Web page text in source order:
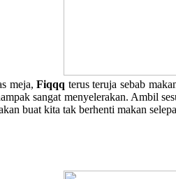
meja,Fiqqq terus teruja sebab
sangat menyelerakan. Ambil
buat kita tak berhenti makan